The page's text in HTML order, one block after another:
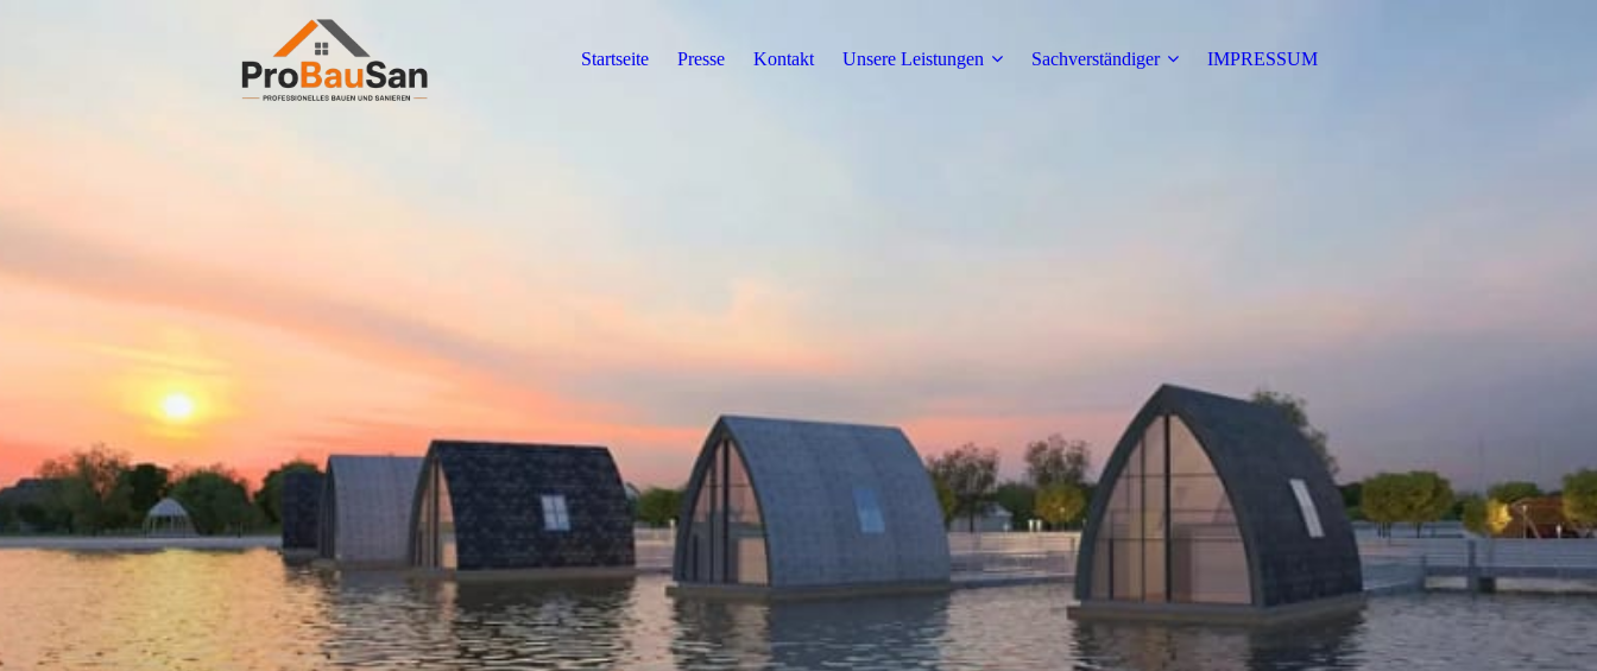
Startseite Presse Kontakt Unsere Leistungen Sachverständiger IMPRESSUM